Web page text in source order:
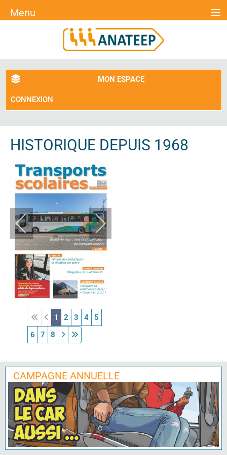
MON ESPACE
CONNEXION
HISTORIQUE DEPUIS 1968
1 2 3 4
5
6
7 8
CAMPAGNE ANNUELLE
Menu ≡